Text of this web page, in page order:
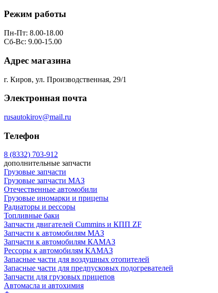
Режим работы
Пн-Пт: 8.00-18.00
Сб-Вс: 9.00-15.00
Адрес магазина
г. Киров, ул. Производственная, 29/1
Электронная почта
rusautokirov@mail.ru
Телефон
8 (8332) 703-912
дополнительные запчасти
Грузовые запчасти
Грузовые запчасти МАЗ
Отечественные автомобили
Грузовые иномарки и прицепы
Радиаторы и рессоры
Топливные баки
Запчасти двигателей Cummins и КПП ZF
Запчасти к автомобилям МАЗ
Запчасти к автомобилям КАМАЗ
Рессоры к автомобилям КАМАЗ
Запасные части для воздушных отопителей
Запасные части для предпусковых подогревателей
Запчасти для грузовых прицепов
Автомасла и автохимия